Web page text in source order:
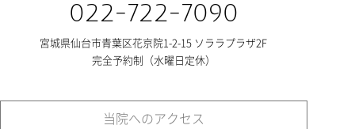
022-722-7090
宮城県仙台市青葉区花京院1-2-15 ソララプラザ2F
完全予約制（水曜日定休）
当院へのアクセス